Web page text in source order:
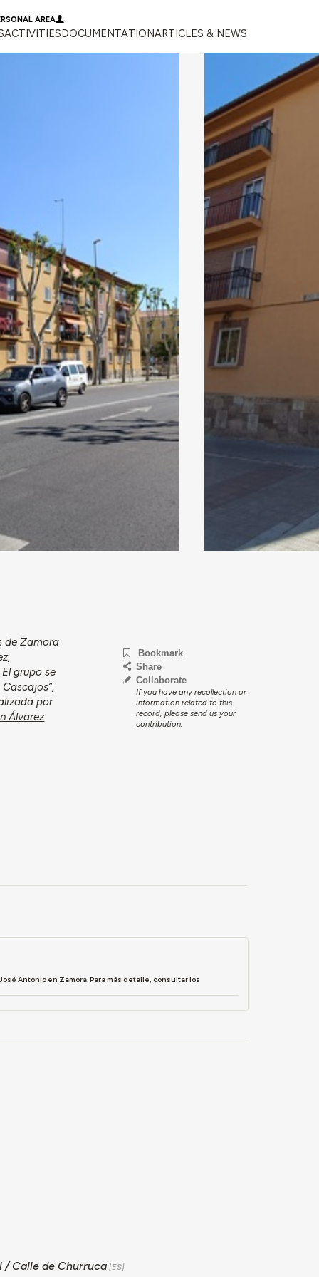
AREA
ACTIVITIESDOCUMENTATIONARTICLES & NEWS
de Zamora
grupo se
por
Álvarez
Bookmark
Share
Collaborate
If you have any recollection or
information related to this
record, please send us your
contribution.
Antonio en Zamora. Para más detalle, consultar los
/ Calle de Churruca